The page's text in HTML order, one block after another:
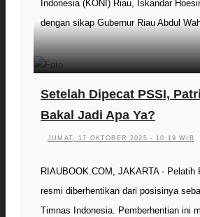
Indonesia (KONI) Riau, Iskandar
dengan sikap Gubernur Riau Abdul
Setelah Dipecat PSSI,
Bakal Jadi Apa Ya?
JUMAT, 17 OKTOBER 2025 - 10:19 WIB
RIAUBOOK.COM, JAKARTA - Pelatih
resmi diberhentikan dari posisinya
Timnas Indonesia. Pemberhentian ini